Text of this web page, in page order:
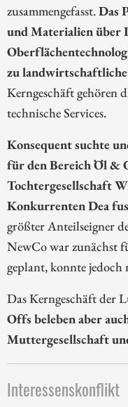
zusammengefasst.Das
und Materialien über
zu
Kerngeschäft gehören
technische Services.
Konsequent suchte
für den Bereich Öl &
Tochtergesellschaft
Konkurrenten Dea
größter Anteilseigner
NewCo war zunächst
geplant, konnte
Das Kerngeschäft der
Offs beleben aber
Muttergesellschaft
Interessenskonflikt